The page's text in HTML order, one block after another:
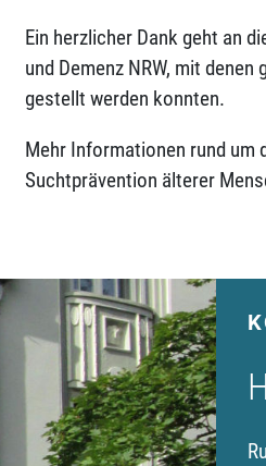
Ein herzlicher Dank geht an
und Demenz NRW, mit
gestellt werden konnten.
Mehr Informationen rund um
Suchtprävention älterer